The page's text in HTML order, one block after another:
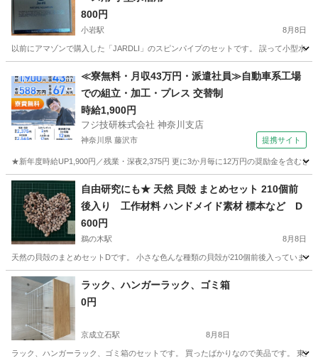
800円
小岩駅 8月8日
以前にアマゾンで購入した「JARDLI」のスピンパイプのセットです。 誤って小型水
小岩駅 その他
≪寮無料・月収43万円・派遣社員≫自動車系工場
での組立・加工・プレス 交替制
時給1,900円
フジ技研株式会社 神奈川支店
神奈川県 藤沢市 提携サイト
★新年度時給UP1,900円／残業・深夜2,375円 更に3か月毎に12万円の奨励金を含む
神奈川 藤沢市 その他
自由研究にも★ 天然 貝殻 まとめセット 210個前
後入り 工作材料 ハンドメイド素材 標本など D
600円
鵜の木駅 8月8日
天然の貝殻のまとめセットDです。 小さな色んな種類の貝殻が210個前後入っていま
東京 大田区 鵜の木駅 その他 貝殻
ラック、ハンガーラック、ゴミ箱
0円
京成立石駅 8月8日
ラック、ハンガーラック、ゴミ箱のセットです。 買ったばかりなので美品です。 東